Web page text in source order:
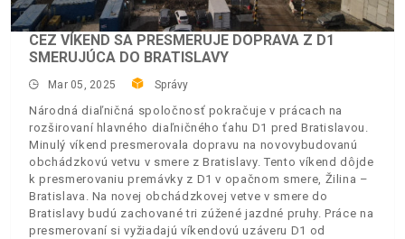
CEZ VÍKEND SA PRESMERUJE DOPRAVA Z D1
SMERUJÚCA DO BRATISLAVY
Mar 05, 2025 Správy
Národná diaľničná spoločnosť pokračuje v prácach na
rozširovaní hlavného diaľničného ťahu D1 pred Bratislavou.
Minulý víkend presmerovala dopravu na novovybudovanú
obchádzkovú vetvu v smere z Bratislavy. Tento víkend dôjde
k presmerovaniu premávky z D1 v opačnom smere, Žilina –
Bratislava. Na novej obchádzkovej vetve v smere do
Bratislavy budú zachované tri zúžené jazdné pruhy. Práce na
presmerovaní si vyžiadajú víkendovú uzáveru D1 od